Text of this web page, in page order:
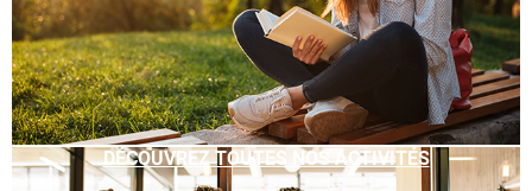
DÉCOUVREZ TOUTES NOS ACTIVITÉS